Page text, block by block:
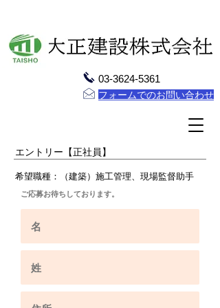
03-3624-5361
フォームでのお問い合わせ
エントリー【正社員】
希望職種：（建築）施工管理、現場監督助手
ご応募お待ちしております。